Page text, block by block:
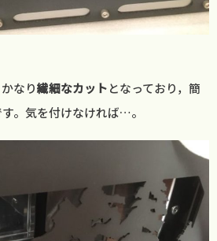
なり繊細なカットとなっており，簡
。気を付けなければ…。